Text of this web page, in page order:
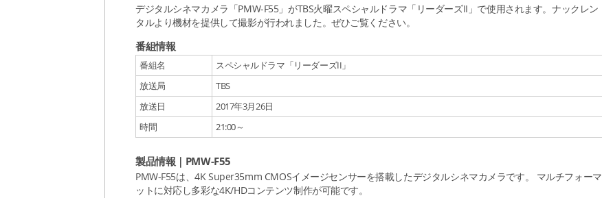
デジタルシネマカメラ「PMW-F55」がTBS火曜スペシャルドラマ「リーダーズII」で使用されます。ナックレン
タルより機材を提供して撮影が行われました。ぜひご覧ください。
番組情報
番組名
スペシャルドラマ「リーダーズII」
放送局
TBS
放送日
2017年3月26日
時間
21:00～
製品情報｜PMW-F55
PMW-F55は、4K Super35mm CMOSイメージセンサーを搭載したデジタルシネマカメラです。 マルチフォーマ
ットに対応し多彩な4K/HDコンテンツ制作が可能です。